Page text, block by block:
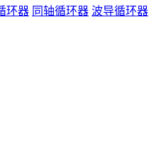
环器 同轴循环器 波导循环器